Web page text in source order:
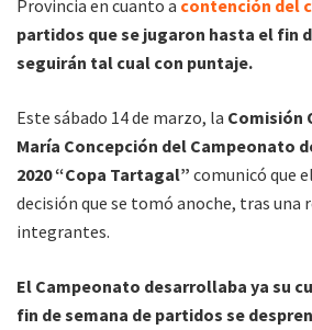
Provincia en cuanto a contención del
partidos que se jugaron hasta el fin
seguirán tal cual con puntaje.
Este sábado 14 de marzo, la Comisión
María Concepción del Campeonato
2020 “Copa Tartagal” comunicó que
decisión que se tomó anoche, tras una
integrantes.
El Campeonato desarrollaba ya su
fin de semana de partidos se